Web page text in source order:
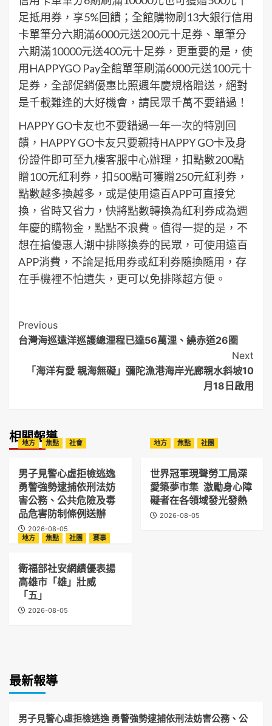
足抵用券，享5%回饋；全館購物刷13大銀行信用
卡單筆分六期滿6000元送200元十足券、單筆分
六期滿10000元送400元十足券，更重要的是，使
用HAPPYGO Pay全館單筆刷滿6000元送100元十
足券，全部促銷優惠比照週年慶規格贈送，絕對
是千載難逢的大好機會，請民眾千萬不要錯過！
HAPPY GO卡友也不要錯過一年一次的特別回
饋，HAPPY GO卡友只要親持HAPPY GO卡及身
份證件即可至九樓客服中心辦理，扣點數200點
贈100元紅利券，扣500點可獲贈250元紅利券，
點數越多換越多，或是使用遠百APP可直接兌
換，省時又省力，快將點數轉換為紅利券成為週
年慶的購物金，點點不浪費。值得一提的是，不
想在搶優惠人潮中排隊換券的民眾，可使用遠百
APP消費，不論是抵用券或紅利券隨換隨用，存
在手機裡不怕遺失，更可以免排隊超方便。
Post
Navigation
Previous
台灣海巡遠洋巡護總浬程已達56萬浬、繞赤道26圈
Next
「海洋有愛 親海無礙」彌陀漁港海岸光廊親水斜坡10
月18日啟用
相關報導
地方 焦點 社會
男子見警心虛拒檢逃逸
勇警強勢逮捕依刑法妨
害公務、公共危險及毒
品危害防制條例送辦
2026-08-05
地方 焦點 社團
世界冠軍現聲勞工局深
愛築夢市集 激勵身心障
礙者在各領域發光發熱
2026-08-05
地方 焦點 社團 賽事
衛福部社安網績優表揚
高雄市「雄」壯威
「五」
2026-08-05
最新報導
男子見警心虛拒檢逃逸 勇警強勢逮捕依刑法妨害公務、公